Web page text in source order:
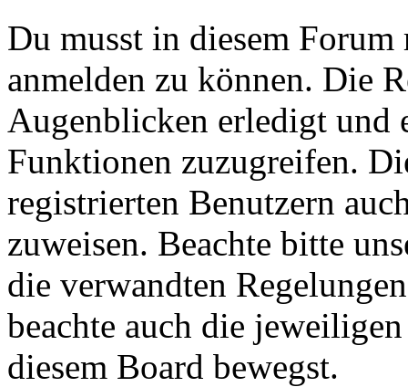
Du musst in diesem
anmelden zu können. Die
Augenblicken erledigt und
Funktionen zuzugreifen.
registrierten Benutzern
zuweisen. Beachte bitte
die verwandten
beachte auch die
diesem Board bewegst.